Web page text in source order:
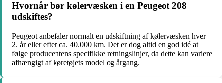
Hvornår bør kølervæsken i en Peugeot 208
udskiftes?
Peugeot anbefaler normalt en udskiftning af kølervæsken hver
2. år eller efter ca. 40.000 km. Det er dog altid en god idé at
følge producentens specifikke retningslinjer, da dette kan variere
afhængigt af køretøjets model og årgang.